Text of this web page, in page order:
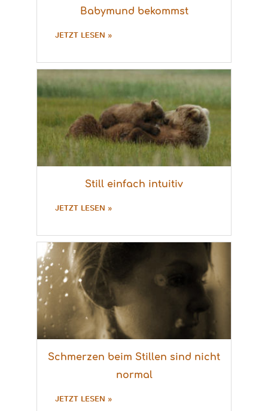
Babymund bekommst
JETZT LESEN »
Still einfach intuitiv
JETZT LESEN »
Schmerzen beim Stillen sind nicht
normal
JETZT LESEN »